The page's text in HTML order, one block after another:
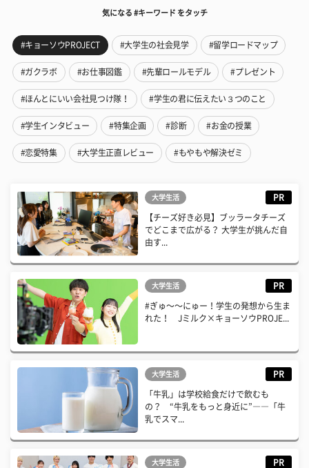
気になる #キーワード をタッチ
#キョーソウPROJECT #大学生の社会見学 #留学ロードマップ
#ガクラボ #お仕事図鑑 #先輩ロールモデル #プレゼント
#ほんとにいい会社見つけ隊！ #学生の君に伝えたい３つのこと
#学生インタビュー #特集企画 #診断 #お金の授業
#恋愛特集 #大学生正直レビュー #もやもや解決ゼミ
大学生活 PR
【チーズ好き必見】ブッラータチーズ
でどこまで広がる？ 大学生が挑んだ自
由す...
大学生活 PR
#ぎゅ〜〜にゅー！学生の発想から生ま
れた！ Jミルク×キョーソウPROJE...
大学生活 PR
「牛乳」は学校給食だけで飲むも
の？ “牛乳をもっと身近に”――「牛
乳でスマ...
大学生活 PR